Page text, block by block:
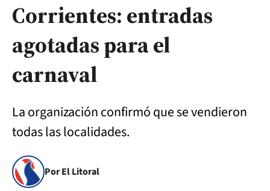
Corrientes: entradas
agotadas para el
carnaval
La organización confirmó que se vendieron
todas las localidades.
Por El Litoral